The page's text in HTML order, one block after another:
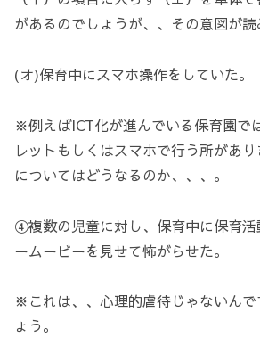
があるのでしょうが、、その意図が読
(オ)保育中にスマホ操作をしていた。
※例えばICT化が進んでいる保育園で
レットもしくはスマホで行う所があ
についてはどうなるのか、、、。
④複数の児童に対し、保育中に保育活
ームービーを見せて怖がらせた。
※これは、、心理的虐待じゃないんで
ょう。